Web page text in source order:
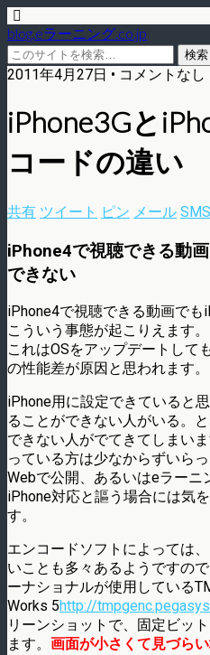
blog.eラーニング.co.jp
2011年4月27日 • コメントなし
iPhone3Gと
コードの違い
共有 ツイート ピン メール SMS
iPhone4で視聴できる動
できない
iPhone4で視聴できる動画でも
こういう事態が起こりえます。
これはOSをアップデートして
の性能差が原因と思われます。
iPhone用に設定できていると
ることができない人がいる。
できない人がでてきてしまい
っている方は少なからずいら
Webで公開、あるいはeラーニ
iPhone対応と謳う場合には気
す。
エンコードソフトによっては
いことも多々あるようですの
ーナショナルが使用している
Works 5http://
リーンショットで、固定ビッ
ます。 画面が小さくて見づら